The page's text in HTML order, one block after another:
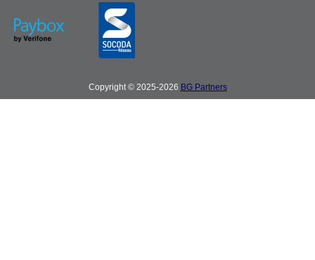
Copyright © 2025-2026 BG Partners